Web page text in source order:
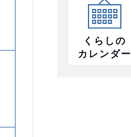
くらしの
カレンダー